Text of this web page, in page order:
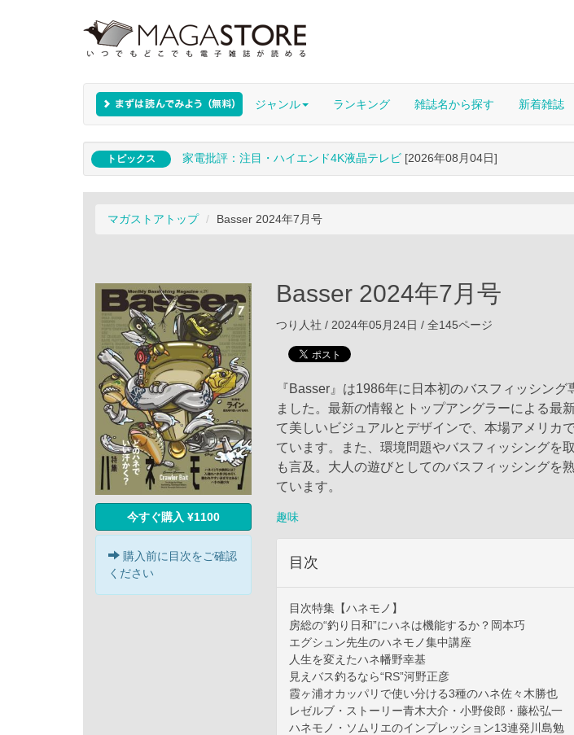
ジャンル ランキング 雑誌名から探す 新着雑誌
トピックス 家電批評：注目・ハイエンド4K液晶テレビ [2026年08月04日]
マガストアトップ Basser 2024年7月号
今すぐ購入 ¥1100
購入前に目次をご確認
ください
Basser 2024年7月号
つり人社 / 2024年05月24日 / 全145ページ
『Basser』は1986年に日本初のバスフィッシング
ました。最新の情報とトップアングラーによる最
て美しいビジュアルとデザインで、本場アメリカ
ています。また、環境問題やバスフィッシングを
も言及。大人の遊びとしてのバスフィッシングを
ています。
趣味
目次
目次特集【ハネモノ】
房総の“釣り日和”にハネは機能するか？岡本巧
エグシュン先生のハネモノ集中講座
人生を変えたハネ幡野幸基
見えバス釣るなら“RS”河野正彦
霞ヶ浦オカッパリで使い分ける3種のハネ佐々木勝也
レゼルブ・ストーリー青木大介・小野俊郎・藤松弘一
ハネモノ・ソムリエのインプレッション13連発川島勉